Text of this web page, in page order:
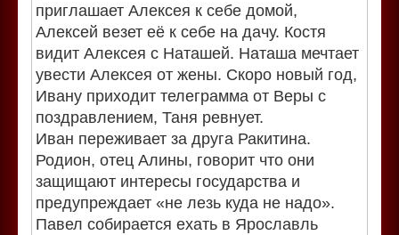
приглашает Алексея к себе домой,
Алексей везет её к себе на дачу. Костя
видит Алексея с Наташей. Наташа мечтает
увести Алексея от жены. Скоро новый год,
Ивану приходит телеграмма от Веры с
поздравлением, Таня ревнует.
Иван переживает за друга Ракитина.
Родион, отец Алины, говорит что они
защищают интересы государства и
предупреждает «не лезь куда не надо».
Павел собирается ехать в Ярославль